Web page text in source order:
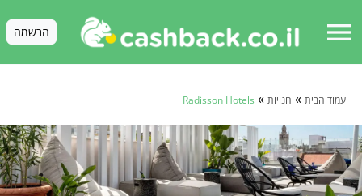
menu הרשמה
עמוד הבית » חנויות »
Radisson Hotels